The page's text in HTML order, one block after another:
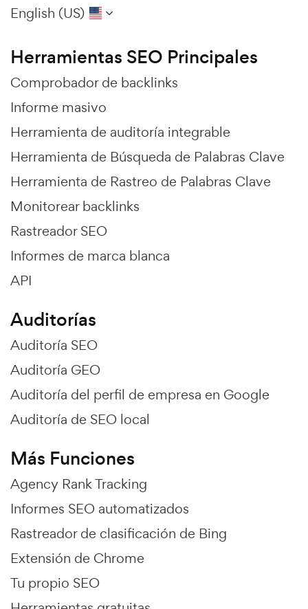
English (US)
Herramientas SEO Principales
Comprobador de backlinks
Informe masivo
Herramienta de auditoría integrable
Herramienta de Búsqueda de Palabras Clave
Herramienta de Rastreo de Palabras Clave
Monitorear backlinks
Rastreador SEO
Informes de marca blanca
API
Auditorías
Auditoría SEO
Auditoría GEO
Auditoría del perfil de empresa en Google
Auditoría de SEO local
Más Funciones
Agency Rank Tracking
Informes SEO automatizados
Rastreador de clasificación de Bing
Extensión de Chrome
Tu propio SEO